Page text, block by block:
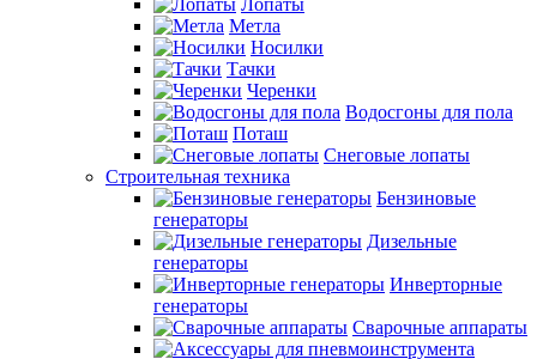
Лопаты
Метла
Носилки
Тачки
Черенки
Водосгоны для пола
Поташ
Снеговые лопаты
Строительная техника
Бензиновые
генераторы
Дизельные
генераторы
Инверторные
генераторы
Сварочные аппараты